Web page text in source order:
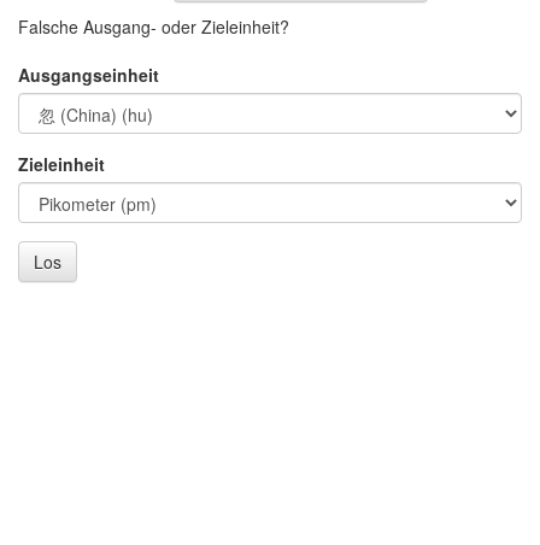
Falsche Ausgang- oder Zieleinheit?
Ausgangseinheit
Zieleinheit
Los